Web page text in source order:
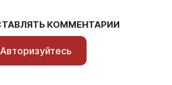
КОММЕНТАРИИ
Авторизуйтесь